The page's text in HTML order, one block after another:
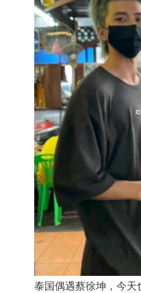
泰国偶遇蔡徐坤，今天